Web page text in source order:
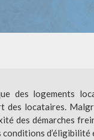
des logements
des locataires.
des démarches